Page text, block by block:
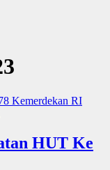
HUT Ke